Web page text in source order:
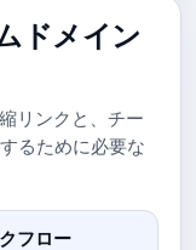
ドメイン
リンクと、チー
るために必要な
フロー